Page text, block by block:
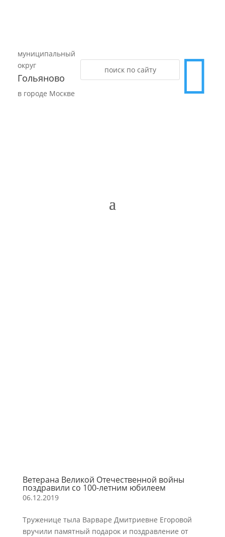
муниципальный
округ
Гольяново
в городе Москве 
Ветерана Великой Отечественной войны
поздравили со 100-летним юбилеем
06.12.2019
Труженице тыла Варваре Дмитриевне Егоровой
вручили памятный подарок и поздравление от